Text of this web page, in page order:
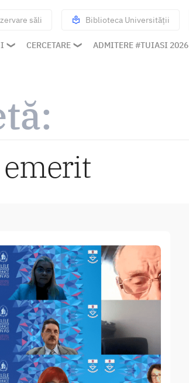
săli Biblioteca Universității
CERCETARE ADMITERE #TUIASI 2026
emerit